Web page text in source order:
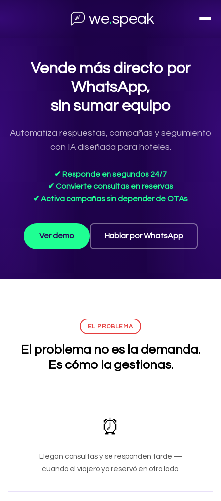
we.speak
Vende más directo por
WhatsApp,
sin sumar equipo
Automatiza respuestas, campañas y seguimiento
con IA diseñada para hoteles.
✔ Responde en segundos 24/7
✔ Convierte consultas en reservas
✔ Activa campañas sin depender de OTAs
Ver demo Hablar por WhatsApp
EL PROBLEMA
El problema no es la demanda.
Es cómo la gestionas.
⏰
Llegan consultas y se responden tarde —
cuando el viajero ya reservó en otro lado.